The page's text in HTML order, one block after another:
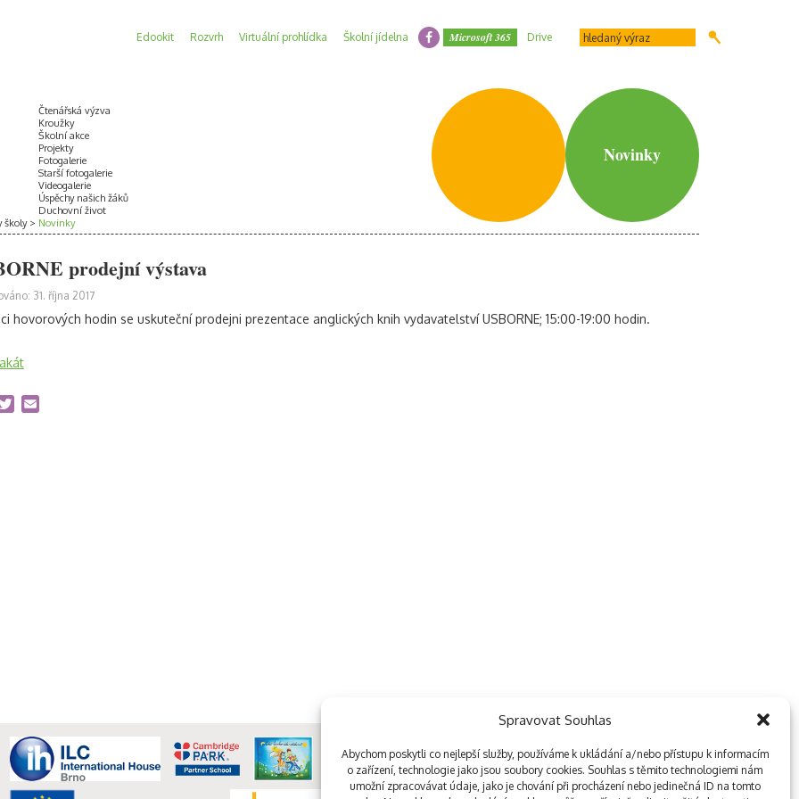
Spravovat Souhlas
Abychom poskytli co nejlepší služby, používáme k ukládání a/nebo přístupu k informacím
o zařízení, technologie jako jsou soubory cookies. Souhlas s těmito technologiemi nám
umožní zpracovávat údaje, jako je chování při procházení nebo jedinečná ID na tomto
Edookit Rozvrh Virtuální prohlídka Školní jídelna Microsoft 365 Drive
školy
Čtenářská výzva
Kroužky
Školní akce
Projekty
Fotogalerie
Starší fotogalerie
Videogalerie
Úspěchy našich žáků
Duchovní život
Novinky
Novinky
prodejní výstava
31. října 2017
hovorových hodin se uskuteční prodejni prezentace anglických knih vydavatelství USBORNE; 15:00-19:00 hodin.
Twitter